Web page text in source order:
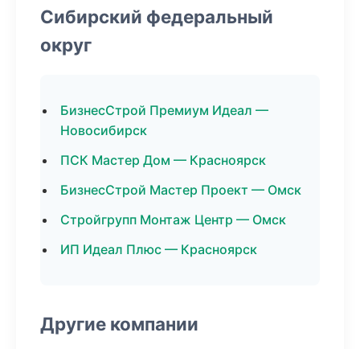
Сибирский федеральный
округ
БизнесСтрой Премиум Идеал —
Новосибирск
ПСК Мастер Дом — Красноярск
БизнесСтрой Мастер Проект — Омск
Стройгрупп Монтаж Центр — Омск
ИП Идеал Плюс — Красноярск
Другие компании